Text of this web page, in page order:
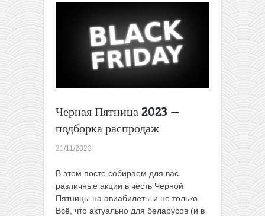
Черная Пятница 2023 —
подборка распродаж
21/11/2023
В этом посте собираем для вас
различные акции в честь Черной
Пятницы на авиабилеты и не только.
Всё, что актуально для беларусов (и в